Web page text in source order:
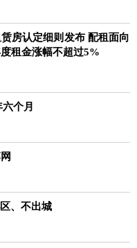
房认定细则发布 配租面向
租金涨幅不超过5%
个月
、不出城